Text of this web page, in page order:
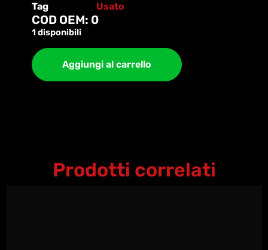
Tag
Usato
COD OEM: 0
1 disponibili
Aggiungi al carrello
Prodotti correlati